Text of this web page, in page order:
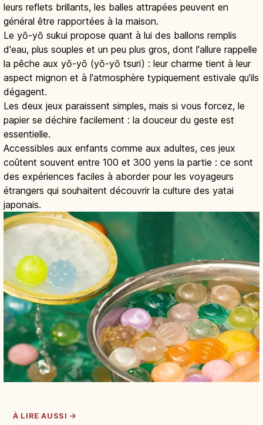
leurs reflets brillants, les balles attrapées peuvent en
général être rapportées à la maison.
Le yō-yō sukui propose quant à lui des ballons remplis
d'eau, plus souples et un peu plus gros, dont l'allure rappelle
la pêche aux yō-yō (yō-yō tsuri) : leur charme tient à leur
aspect mignon et à l'atmosphère typiquement estivale qu'ils
dégagent.
Les deux jeux paraissent simples, mais si vous forcez, le
papier se déchire facilement : la douceur du geste est
essentielle.
Accessibles aux enfants comme aux adultes, ces jeux
coûtent souvent entre 100 et 300 yens la partie : ce sont
des expériences faciles à aborder pour les voyageurs
étrangers qui souhaitent découvrir la culture des yatai
japonais.
À LIRE AUSSI →